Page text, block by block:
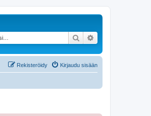
Etsi
Kirjaudu sisään
Rekisteröidy